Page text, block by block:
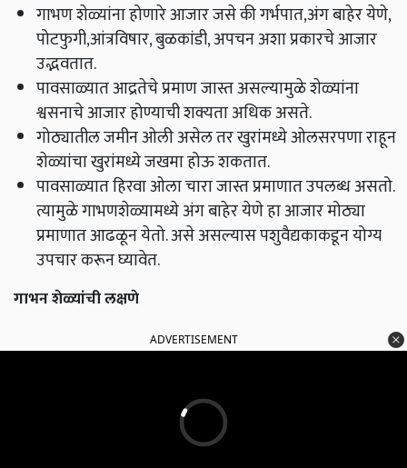
गाभण शेळ्यांना होणारे आजार जसे की गर्भपात,अंग बाहेर येणे,
पोटफुगी,आंत्रविषार, बुळकांडी, अपचन अशा प्रकारचे आजार
उद्भवतात.
पावसाळ्यात आद्रतेचे प्रमाण जास्त असल्यामुळे शेळ्यांना
श्वसनाचे आजार होण्याची शक्यता अधिक असते.
गोठ्यातील जमीन ओली असेल तर खुरांमध्ये ओलसरपणा राहून
शेळ्यांचा खुरांमध्ये जखमा होऊ शकतात.
पावसाळ्यात हिरवा ओला चारा जास्त प्रमाणात उपलब्ध असतो.
त्यामुळे गाभणशेळ्यामध्ये अंग बाहेर येणे हा आजार मोठ्या
प्रमाणात आढळून येतो. असे असल्यास पशुवैद्यकाकडून योग्य
उपचार करून घ्यावेत.
गाभन शेळ्यांची लक्षणे
ADVERTISEMENT